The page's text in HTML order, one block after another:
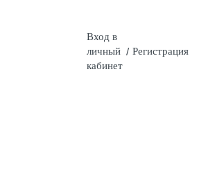
Вход в
личный
кабинет
/ Регистрация